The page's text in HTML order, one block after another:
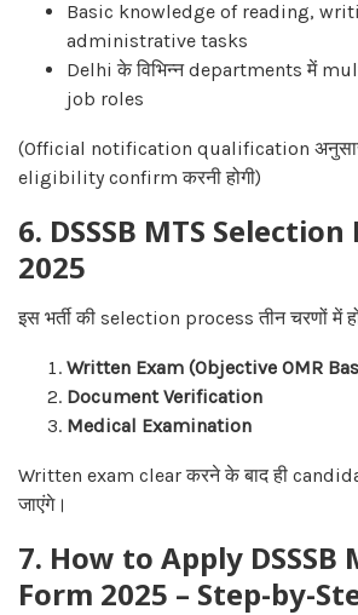
Basic knowledge of reading,
administrative tasks
Delhi के विभिन्न departments में
job roles
(Official notification qualification
eligibility confirm करनी होगी)
6. DSSSB MTS Selection
2025
इस भर्ती की selection process तीन चरणों में
Written Exam (Objective OMR
Document Verification
Medical Examination
Written exam clear करने के बाद ही
जाएंगे।
7. How to Apply DSSSB
Form 2025 – Step-by-